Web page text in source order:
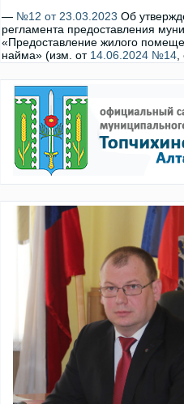
— №12 от 23.03.2023 Об
регламента предоставления
«Предоставление жилого
найма» (изм. от 14.06.2024 №14